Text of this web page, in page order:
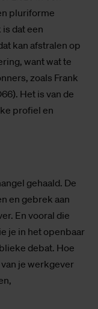
pluriforme
dat een
kan afstralen op
want wat te
zoals Frank
Het is van de
profiel en
gehaald. De
en gebrek aan
En vooral die
je in het openbaar
debat. Hoe
je werkgever